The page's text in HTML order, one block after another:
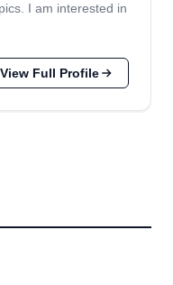
I am interested in
View Full Profile